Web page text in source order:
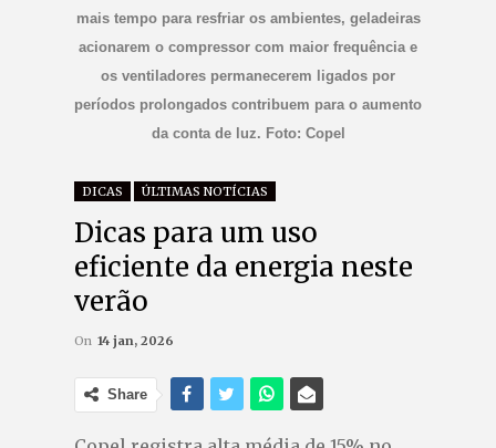
mais tempo para resfriar os ambientes, geladeiras
acionarem o compressor com maior frequência e
os ventiladores permanecerem ligados por
períodos prolongados contribuem para o aumento
da conta de luz. Foto: Copel
DICAS ÚLTIMAS NOTÍCIAS
Dicas para um uso
eficiente da energia neste
verão
On 14 jan, 2026
Share